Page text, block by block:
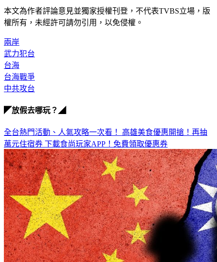
本文為作者評論意見並獨家授權刊登，不代表TVBS立場，版
兩岸
武力犯台
台海
台海戰爭
全台熱門活動、人氣攻略一次看！高雄美食優惠開搶！再抽
萬元住宿券下載食尚玩家APP！免費領取優惠券